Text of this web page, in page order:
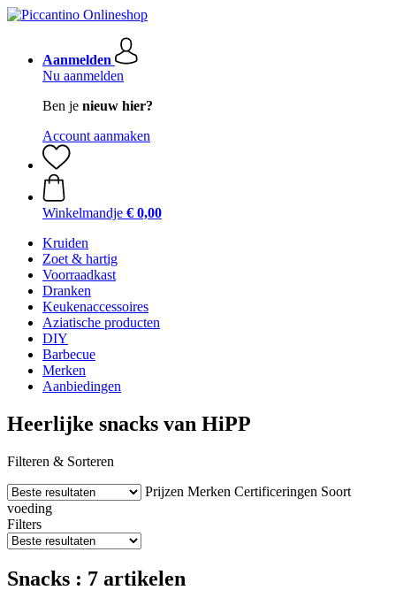
Aanmelden
Nu aanmelden
Ben je nieuw hier?
Account aanmaken
Winkelmandje € 0,00
Kruiden
Zoet & hartig
Voorraadkast
Dranken
Keukenaccessoires
Aziatische producten
DIY
Barbecue
Merken
Aanbiedingen
Heerlijke snacks van HiPP
Filteren & Sorteren
Prijzen Merken Certificeringen Soort
voeding
Filters
Snacks : 7 artikelen